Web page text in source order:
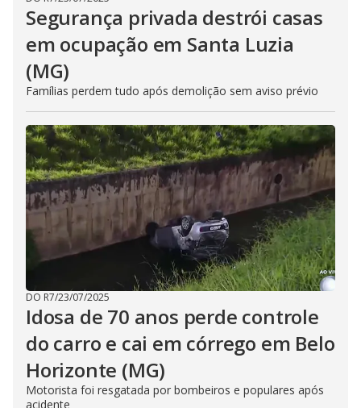
Segurança privada destrói casas
em ocupação em Santa Luzia
(MG)
Famílias perdem tudo após demolição sem aviso prévio
DO R7/23/07/2025
Idosa de 70 anos perde controle
do carro e cai em córrego em Belo
Horizonte (MG)
Motorista foi resgatada por bombeiros e populares após
acidente